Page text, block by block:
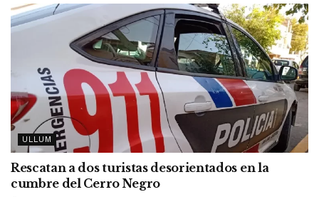
ULLUM
Rescatan a dos turistas desorientados en la
cumbre del Cerro Negro